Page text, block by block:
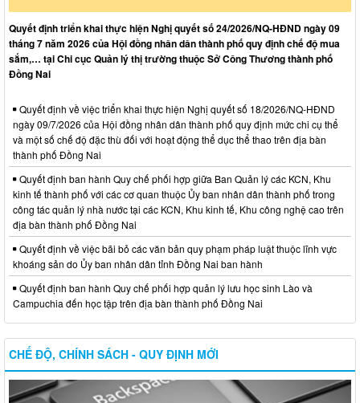
Quyết định triển khai thực hiện Nghị quyết số 24/2026/NQ-HĐND ngày 09
tháng 7 năm 2026 của Hội đồng nhân dân thành phố quy định chế độ mua
sắm,… tại Chi cục Quản lý thị trường thuộc Sở Công Thương thành phố
Đồng Nai
Quyết định về việc triển khai thực hiện Nghị quyết số 18/2026/NQ-HĐND
ngày 09/7/2026 của Hội đồng nhân dân thành phố quy định mức chi cụ thể
và một số chế độ đặc thù đối với hoạt động thể dục thể thao trên địa bàn
thành phố Đồng Nai
Quyết định ban hành Quy chế phối hợp giữa Ban Quản lý các KCN, Khu
kinh tế thành phố với các cơ quan thuộc Ủy ban nhân dân thành phố trong
công tác quản lý nhà nước tại các KCN, Khu kinh tế, Khu công nghệ cao trên
địa bàn thành phố Đồng Nai
Quyết định về việc bãi bỏ các văn bản quy phạm pháp luật thuộc lĩnh vực
khoáng sản do Ủy ban nhân dân tỉnh Đồng Nai ban hành
Quyết định ban hành Quy chế phối hợp quản lý lưu học sinh Lào và
Campuchia đến học tập trên địa bàn thành phố Đồng Nai
CHẾ ĐỘ, CHÍNH SÁCH - QUY ĐỊNH MỚI